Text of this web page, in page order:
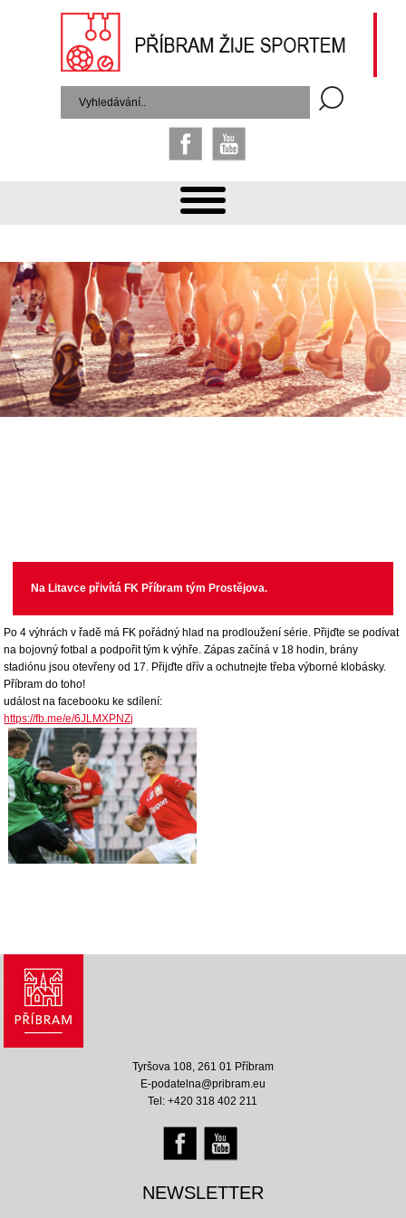
Na Litavce přivítá FK Příbram tým Prostějova.
Po 4 výhrách v řadě má FK pořádný hlad na prodloužení série. Přijďte se podívat
na bojovný fotbal a podpořit tým k výhře. Zápas začíná v 18 hodin, brány
stadiónu jsou otevřeny od 17. Přijďte dřív a ochutnejte třeba výborné klobásky.
Příbram do toho!
událost na facebooku ke sdílení:
https://fb.me/e/6JLMXPNZj
Tyršova 108, 261 01 Příbram
E-podatelna@pribram.eu
Tel: +420 318 402 211
NEWSLETTER